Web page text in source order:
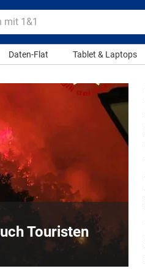
mit 1&1
Daten-Flat Tablet & Laptops
Politikum
Touristen
entlarvt